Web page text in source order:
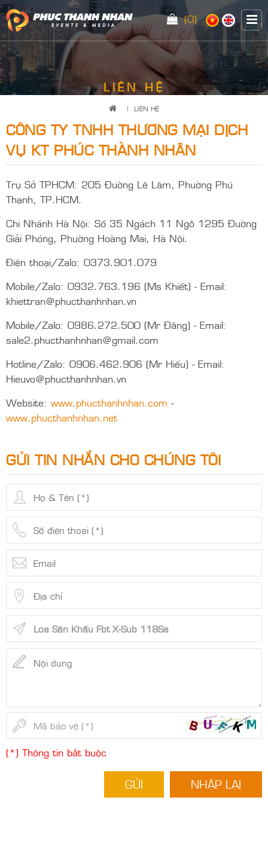
(0)
LIÊN HỆ
| LIÊN HỆ
CÔNG TY TNHH THƯƠNG MẠI DỊCH
VỤ KT PHÚC THÀNH NHÂN
Trụ Sở TPHCM: 205 Đường Lê Lâm, Phường Phú
Thạnh, TP.HCM.
Chi Nhánh Hà Nội: Số 35 Ngách 11 Ngõ 1295 Đường
Giải Phóng, Phường Hoàng Mai, Hà Nội.
Điện thoại/Zalo: 0373.901.079
Mobile/Zalo: 0932.763.196 (Ms Khiết) - Email:
khiettran@phucthanhnhan.vn
Mobile/Zalo: 0986.272.500 (Mr Đăng) - Email:
sale2.phucthanhnhan@gmail.com
Hotline/Zalo: 0906.462.906 (Mr Hiếu) - Email:
Hieuvo@phucthanhnhan.vn
Website: www.phucthanhnhan.com -
www.phucthanhnhan.net
GỬI TIN NHẮN CHO CHÚNG TÔI
(*) Thông tin bắt buộc
NHẬP LẠI
GỬI